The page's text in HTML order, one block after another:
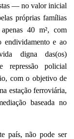
— no valor inicial
próprias famílias
40 m², com
endividamento e ao
digna das(os)
repressão policial
com o objetivo de
estação ferroviária,
baseada no
país, não pode ser